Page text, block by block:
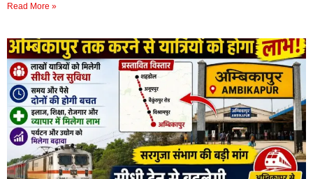
Read More »